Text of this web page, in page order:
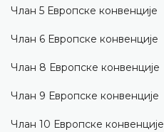
Члан 5 Европске конвенције
Члан 6 Европске конвенције
Члан 8 Европске конвенције
Члан 9 Европске конвенције
Члан 10 Европске конвенције